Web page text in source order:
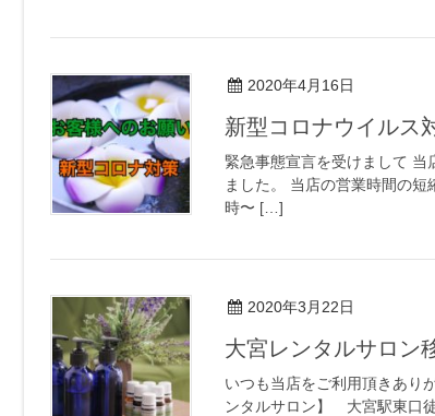
2020年4月16日
新型コロナウイルス
緊急事態宣言を受けまして 当
ました。 当店の営業時間の
時〜 […]
2020年3月22日
大宮レンタルサロン
いつも当店をご利用頂きあり
ンタルサロン】 大宮駅東口